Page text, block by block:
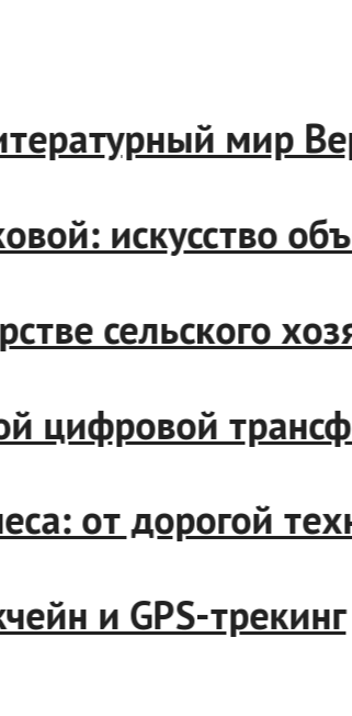
мир
искусство
сельского
от дорогой
и GPS-трекинг